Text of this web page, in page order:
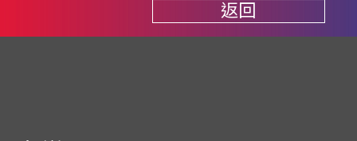
返回